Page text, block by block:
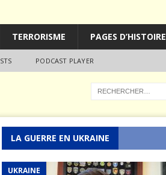
TERRORISME PAGES D’HISTOIRE
PODCAST PLAYER
LA GUERRE EN UKRAINE
UKRAINE